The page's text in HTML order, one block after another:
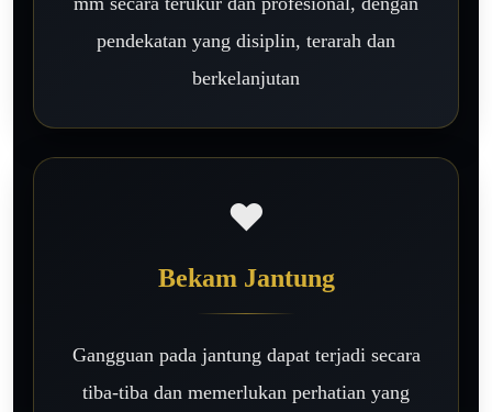
pendekatan yang disiplin, terarah dan
berkelanjutan
❤️
Bekam Jantung
Gangguan pada jantung dapat terjadi secara
tiba-tiba dan memerlukan perhatian yang